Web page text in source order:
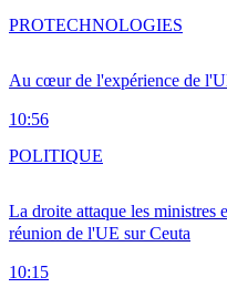
Au cœur de l'expérience de
10:56
PROTECHNOLOGIES
La droite attaque les ministres
réunion de l'UE sur Ceuta
10:15
POLITIQUE